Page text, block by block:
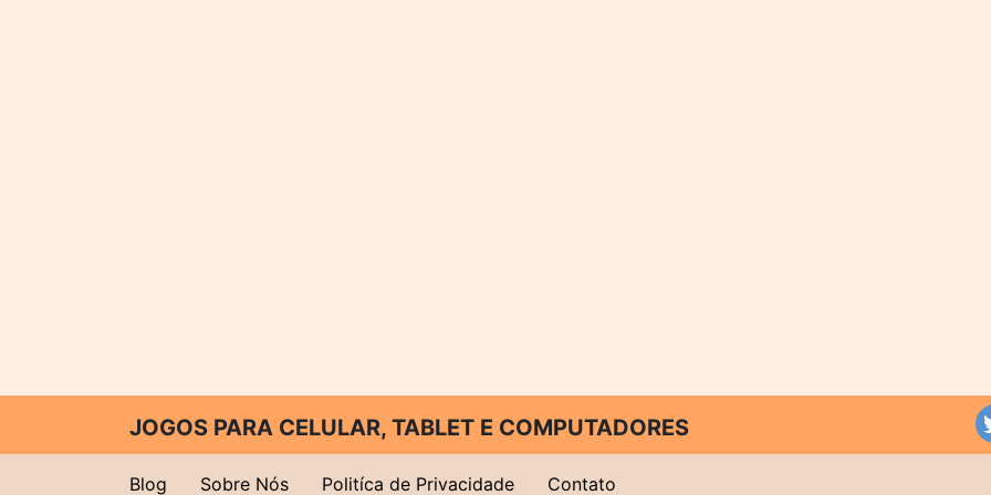
JOGOS PARA CELULAR, TABLET E COMPUTADORES
Blog Sobre Nós Politíca de Privacidade Contato